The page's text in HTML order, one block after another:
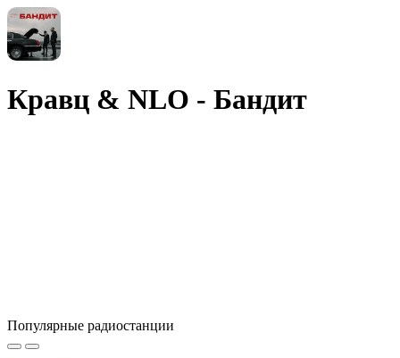
Кравц & NLO - Бандит
Популярные радиостанции